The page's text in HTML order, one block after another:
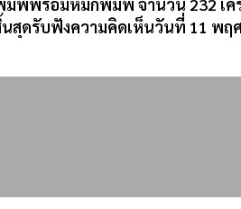
สุดรับฟังความคิดเห็นวันที่ 11 พฤ